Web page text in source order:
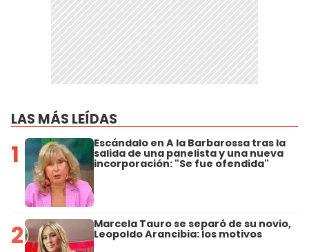
LAS MÁS LEÍDAS
1 Escándalo en A la Barbarossa tras la
salida de una panelista y una nueva
incorporación: "Se fue ofendida"
2 Marcela Tauro se separó de su novio,
Leopoldo Arancibia: los motivos